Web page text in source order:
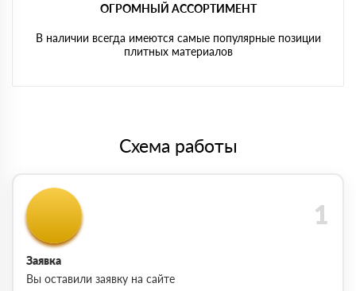
ОГРОМНЫЙ АССОРТИМЕНТ
В наличии всегда имеются самые популярные позиции
плитных материалов
Схема работы
Заявка
Вы оставили заявку на сайте